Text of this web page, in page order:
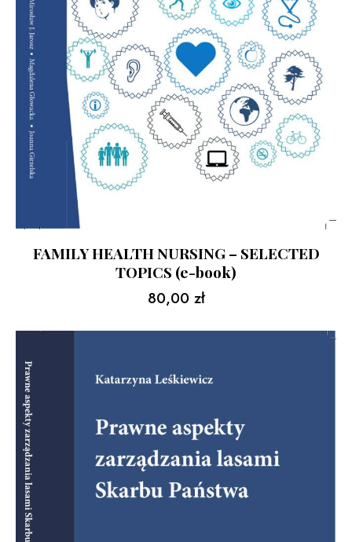
FAMILY HEALTH NURSING – SELECTED
TOPICS (e-book)
80,00 zł